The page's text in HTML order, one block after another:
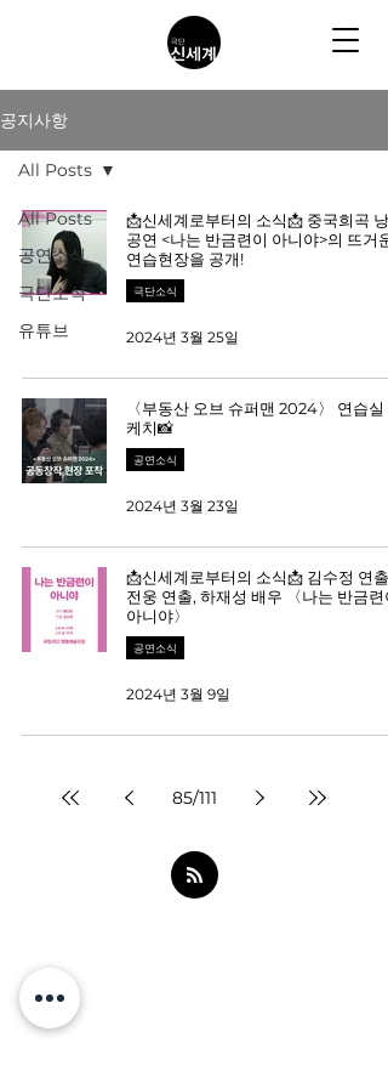
공지사항
All Posts
공연소식
극단소식
유튜브
All Posts
📩신세계로부터의 소식📩 중국희곡 낭
공연 <나는 반금련이 아니야>의 뜨거운
연습현장을 공개!
극단소식
2024년 3월 25일
〈부동산 오브 슈퍼맨 2024〉 연습실
케치📸
공연소식
2024년 3월 23일
📩신세계로부터의 소식📩 김수정 연출,
전웅 연출, 하재성 배우 〈나는 반금련
아니야〉
공연소식
2024년 3월 9일
85/111